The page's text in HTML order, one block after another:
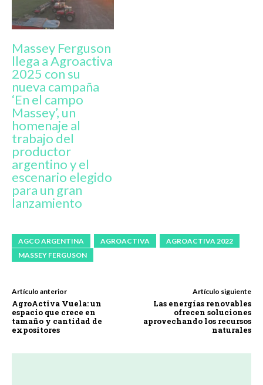
Massey Ferguson
llega a Agroactiva
2025 con su
nueva campaña
‘En el campo
Massey’, un
homenaje al
trabajo del
productor
argentino y el
escenario elegido
para un gran
lanzamiento
AGCO ARGENTINA AGROACTIVA
AGROACTIVA 2022
MASSEY FERGUSON
Artículo anterior
AgroActiva Vuela: un
espacio que crece en
tamaño y cantidad de
expositores
Artículo siguiente
Las energías renovables
ofrecen soluciones
aprovechando los recursos
naturales